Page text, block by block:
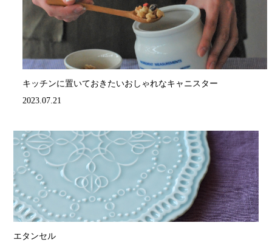
キッチンに置いておきたいおしゃれなキャニスター
2023.07.21
エタンセル